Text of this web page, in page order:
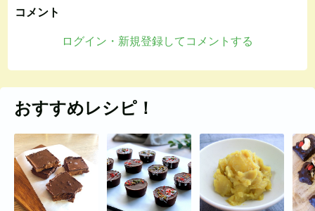
コメント
ログイン・新規登録してコメントする
おすすめレシピ！